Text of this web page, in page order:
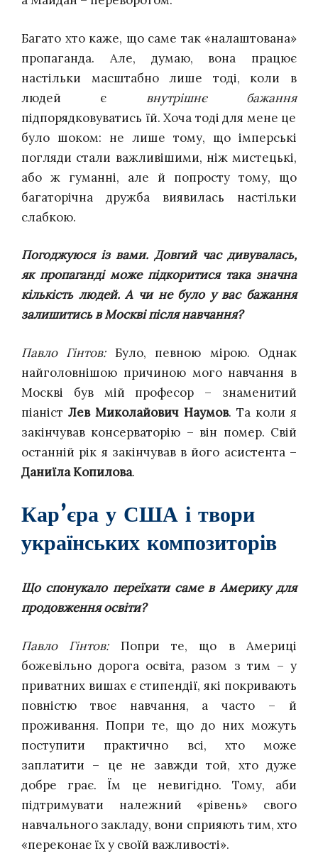
Багато хто каже, що саме так «налаштована»
пропаганда. Але, думаю, вона працює
настільки масштабно лише тоді, коли в
людей є внутрішнє бажання
підпорядковуватись їй. Хоча тоді для мене це
було шоком: не лише тому, що імперські
погляди стали важливішими, ніж мистецькі,
або ж гуманні, але й попросту тому, що
багаторічна дружба виявилась настільки
слабкою.
Погоджуюся із вами. Довгий час дивувалась,
як пропаганді може підкоритися така значна
кількість людей. А чи не було у вас бажання
залишитись в Москві після навчання?
Павло Гінтов:Було, певною мірою. Однак
найголовнішою причиною мого навчання в
Москві був мій професор – знаменитий
піаніст Лев Миколайович Наумов. Та коли я
закінчував консерваторію – він помер. Свій
останній рік я закінчував в його асистента –
Даниїла Копилова.
Кар’єра у США і твори
українських композиторів
Що спонукало переїхати саме в Америку для
продовження освіти?
Павло Гінтов:Попри те, що в Америці
божевільно дорога освіта, разом з тим – у
приватних вишах є стипендії, які покривають
повністю твоє навчання, а часто – й
проживання. Попри те, що до них можуть
поступити практично всі, хто може
заплатити – це не завжди той, хто дуже
добре грає. Їм це невигідно. Тому, аби
підтримувати належний «рівень» свого
навчального закладу, вони сприяють тим, хто
«переконає їх у своїй важливості».